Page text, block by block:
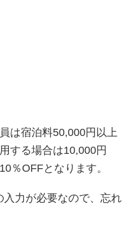
は宿泊料50,000円以上
する場合は10,000円
％OFFとなります。
力が必要なので、忘れ